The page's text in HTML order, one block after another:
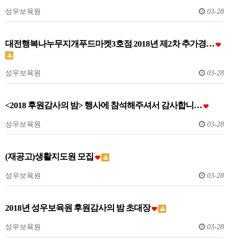
성우보육원 03-28
대전행복나누무지개푸드마켓3호점 2018년 제2차 추가경…
성우보육원 03-28
<2018 후원감사의 밤> 행사에 참석해주셔서 감사합니…
성우보육원 03-28
(재공고)생활지도원 모집
성우보육원 03-28
2018년 성우보육원 후원감사의 밤 초대장
성우보육원 03-28